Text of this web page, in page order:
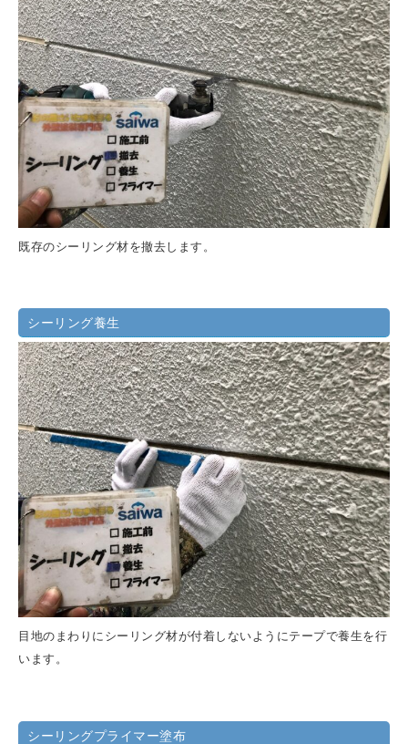
既存のシーリング材を撤去します。
シーリング養生
目地のまわりにシーリング材が付着しないようにテープで養生を行
います。
シーリングプライマー塗布